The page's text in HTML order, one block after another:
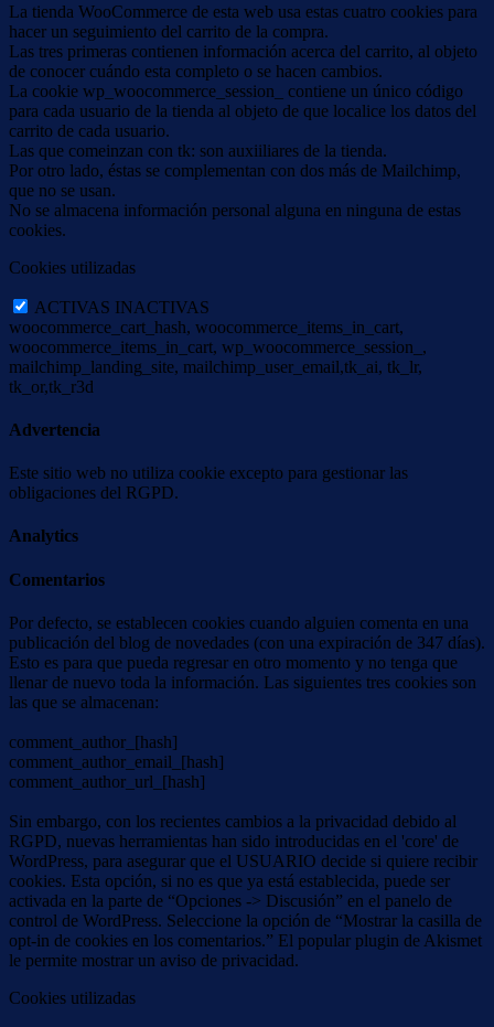
La tienda WooCommerce de esta web usa estas cuatro cookies para
hacer un seguimiento del carrito de la compra.
Las tres primeras contienen información acerca del carrito, al objeto
de conocer cuándo esta completo o se hacen cambios.
La cookie wp_woocommerce_session_ contiene un único código
para cada usuario de la tienda al objeto de que localice los datos del
carrito de cada usuario.
Las que comeinzan con tk: son auxiiliares de la tienda.
Por otro lado, éstas se complementan con dos más de Mailchimp,
que no se usan.
No se almacena información personal alguna en ninguna de estas
cookies.
Cookies utilizadas
ACTIVAS INACTIVAS
woocommerce_cart_hash, woocommerce_items_in_cart,
woocommerce_items_in_cart, wp_woocommerce_session_,
mailchimp_landing_site, mailchimp_user_email,tk_ai, tk_lr,
tk_or,tk_r3d
Advertencia
Este sitio web no utiliza cookie excepto para gestionar las
obligaciones del RGPD.
Analytics
Comentarios
Por defecto, se establecen cookies cuando alguien comenta en una
publicación del blog de novedades (con una expiración de 347 días).
Esto es para que pueda regresar en otro momento y no tenga que
llenar de nuevo toda la información. Las siguientes tres cookies son
las que se almacenan:
comment_author_[hash]
comment_author_email_[hash]
comment_author_url_[hash]
Sin embargo, con los recientes cambios a la privacidad debido al
RGPD, nuevas herramientas han sido introducidas en el 'core' de
WordPress, para asegurar que el USUARIO decide si quiere recibir
cookies. Esta opción, si no es que ya está establecida, puede ser
activada en la parte de “Opciones -> Discusión” en el panelo de
control de WordPress. Seleccione la opción de “Mostrar la casilla de
opt-in de cookies en los comentarios.” El popular plugin de Akismet
le permite mostrar un aviso de privacidad.
Cookies utilizadas